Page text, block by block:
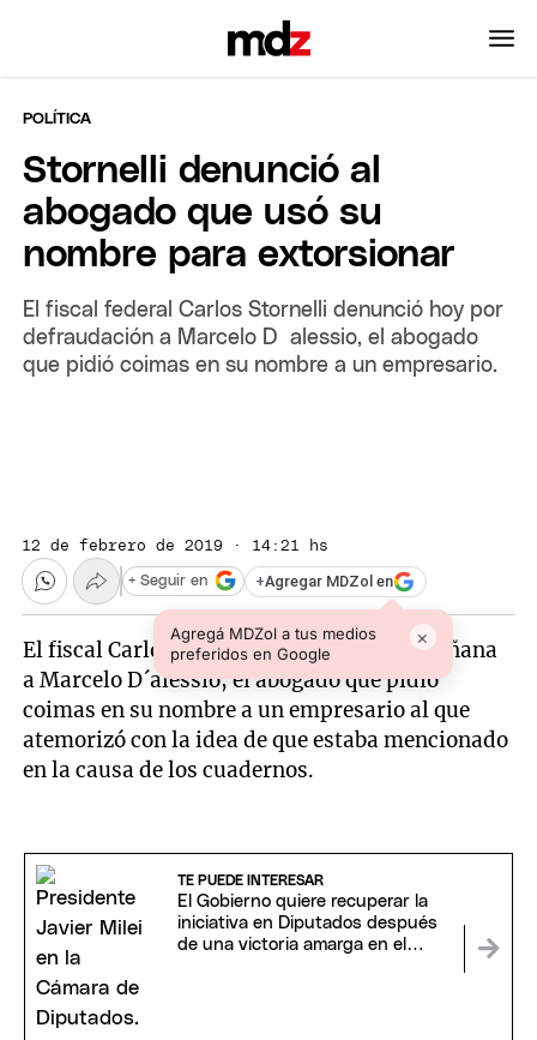
POLÍTICA
Stornelli denunció al
abogado que usó su
nombre para extorsionar
El fiscal federal Carlos Stornelli denunció hoy por
defraudación a Marcelo D´alessio, el abogado
que pidió coimas en su nombre a un empresario.
12 de febrero de 2019 · 14:21 hs
+Agregar MDZol en
Agregá MDZol a tus medios
preferidos en Google
×
+ Seguir en
El fiscal Carlos Stornelli denunció esta mañana
a Marcelo D´alessio, el abogado que pidió
coimas en su nombre a un empresario al que
atemorizó con la idea de que estaba mencionado
en la causa de los cuadernos.
TE PUEDE INTERESAR
El Gobierno quiere recuperar la
iniciativa en Diputados después
de una victoria amarga en el